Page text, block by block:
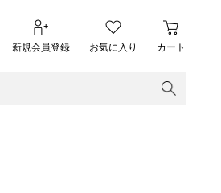
新規会員登録 お気に入り カート